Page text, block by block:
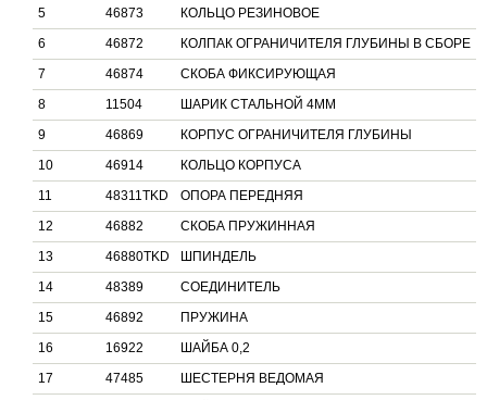
5
46873
КОЛЬЦО РЕЗИНОВОЕ
6
46872
КОЛПАК ОГРАНИЧИТЕЛЯ ГЛУБИНЫ В СБОРЕ
7
46874
СКОБА ФИКСИРУЮЩАЯ
8
11504
ШАРИК СТАЛЬНОЙ 4ММ
9
46869
КОРПУС ОГРАНИЧИТЕЛЯ ГЛУБИНЫ
10
46914
КОЛЬЦО КОРПУСА
11
48311TKD
ОПОРА ПЕРЕДНЯЯ
12
46882
СКОБА ПРУЖИННАЯ
13
46880TKD
ШПИНДЕЛЬ
14
48389
СОЕДИНИТЕЛЬ
15
46892
ПРУЖИНА
16
16922
ШАЙБА 0,2
17
47485
ШЕСТЕРНЯ ВЕДОМАЯ